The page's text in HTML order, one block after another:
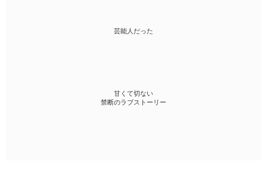
芸能人だった
甘くて切ない
禁断のラブストーリー